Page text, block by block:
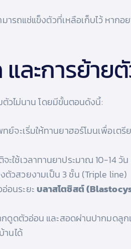
ารถแช่แข็งตัวที่เหลือเก็บไว้ หาก
ละการย้าย
ตัวไม่นาน โดยมีขั้นตอนดังนี้:
ย์จะเริ่มให้ทานยาฮอร์โมนเพื่อเ
ะใช้เวลาทานยาประมาณ 10-14
วสวยงามเป็น 3 ชั้น (Triple line)
อนระยะบลาสโตซิสต์
ดูดตัวอ่อน และสอดผ่านปากมดลูก
านได้